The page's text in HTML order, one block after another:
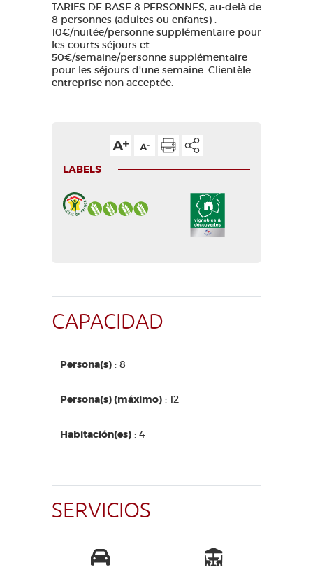
TARIFS DE BASE 8 PERSONNES, au-delà de
8 personnes (adultes ou enfants) :
10€/nuitée/personne supplémentaire pour
les courts séjours et
50€/semaine/personne supplémentaire
pour les séjours d'une semaine. Clientèle
entreprise non acceptée.
LABELS
CAPACIDAD
Persona(s) : 8
Persona(s) (máximo) : 12
Habitación(es) : 4
SERVICIOS